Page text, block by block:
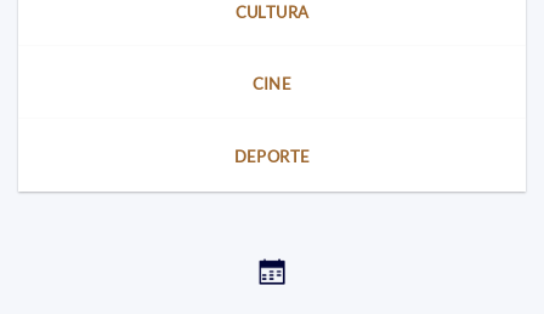
CULTURA
CINE
DEPORTE